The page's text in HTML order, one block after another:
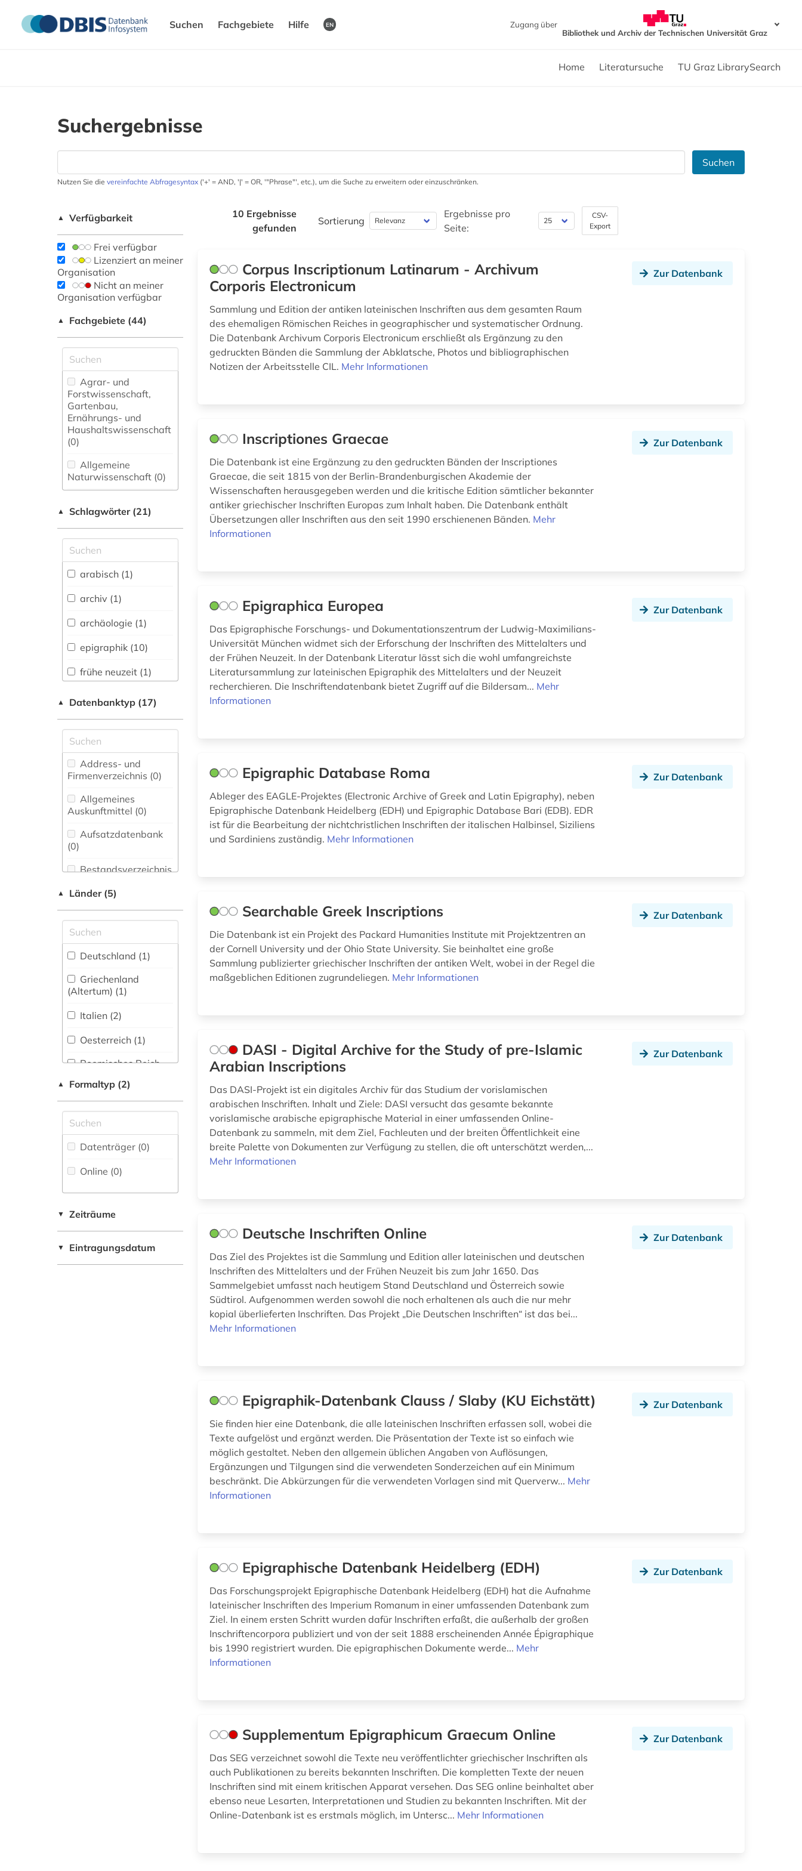
Suchen Fachgebiete Hilfe EN
Zugang über
Bibliothek und Archiv der Technischen Universität Graz
Home Literatursuche TU Graz LibrarySearch
Suchergebnisse
Suchen
Nutzen Sie die vereinfachte Abfragesyntax ('+' = AND, '|' = OR, '"Phrase"', etc.), um die Suche zu erweitern oder einzuschränken.
▲ Verfügbarkeit
Frei verfügbar
Lizenziert an meiner
Organisation
Nicht an meiner
Organisation verfügbar
▲ Fachgebiete (44)
Agrar- und
Forstwissenschaft,
Gartenbau,
Ernährungs- und
Haushaltswissenschaft
(0)
Allgemeine
Naturwissenschaft (0)
fachübergreifende
Allgemeine und
vergleichende Sprach-
und
Literaturwissenschaft.
Indogermanistik.
Außereuropäische
Sprachen und
Literaturen (1)
Anglistik.
Amerikanistik (0)
Vermessungswesen (0)
Biologie,
Biotechnologie (0)
Buch- und
Bibliothekswesen,
Informationswissenschaft
(1)
Pharmazie (0)
Elektrotechnik,
Elektronik,
Nachrichtentechnik (0)
Energietechnik (0)
Ethnologie (0)
Geographie (0)
Geowissenschaften
(0)
Germanistik.
Niederlandistik.
Geschichte der
Pädagogik und des
Bildungswesens (0)
Gesundheitswissenschaften
Informatik (0)
Philologie.
Kommunikationswissenschaften,
▲ Schlagwörter (21)
arabisch (1)
archiv (1)
archäologie (1)
epigraphik (10)
frühe neuzeit (1)
geschichte (1)
griechenland
<altertum> (1)
griechenland
altertum (1)
inschrift (7)
inschriften (2)
italien (1)
latein (4)
mittelalter (2)
naher osten (1)
neuzeit (1)
orientalistik (1)
quelle (8)
römerzeit (1)
römisches reich (3)
vorislamisch (1)
▲ Datenbanktyp (17)
Address- und
Firmenverzeichnis (0)
Allgemeines
Auskunftmittel (0)
Aufsatzdatenbank
(0)
Bestandsverzeichnis
Buchhandelsverzeichnis
Disziplinäre
Forschungsdatenrepositorien
(0
Disziplinäre
Repositorien (0)
(1)
National-,
Regionalbibliographie
(0
Portal (1)
Textueller-Materialien
Volltextdatenbank
▲ Länder (5)
Deutschland (1)
Griechenland
(Altertum) (1)
Italien (2)
Oesterreich (1)
Roemisches Reich
▲ Formaltyp (2)
Datenträger (0)
Online (0)
▼ Zeiträume
▼ Eintragungsdatum
10 Ergebnisse
gefunden
Sortierung
Ergebnisse pro
Seite:
CSV-
Export
Corpus Inscriptionum Latinarum - Archivum
Corporis Electronicum
Sammlung und Edition der antiken lateinischen Inschriften aus dem gesamten Raum
des ehemaligen Römischen Reiches in geographischer und systematischer Ordnung.
Die Datenbank Archivum Corporis Electronicum erschließt als Ergänzung zu den
gedruckten Bänden die Sammlung der Abklatsche, Photos und bibliographischen
Notizen der Arbeitsstelle CIL. Mehr Informationen
Zur Datenbank
Inscriptiones Graecae
Die Datenbank ist eine Ergänzung zu den gedruckten Bänden der Inscriptiones
Graecae, die seit 1815 von der Berlin-Brandenburgischen Akademie der
Wissenschaften herausgegeben werden und die kritische Edition sämtlicher bekannter
antiker griechischer Inschriften Europas zum Inhalt haben. Die Datenbank enthält
Übersetzungen aller Inschriften aus den seit 1990 erschienenen Bänden. Mehr
Informationen
Zur Datenbank
Epigraphica Europea
Das Epigraphische Forschungs- und Dokumentationszentrum der Ludwig-Maximilians-
Universität München widmet sich der Erforschung der Inschriften des Mittelalters und
der Frühen Neuzeit. In der Datenbank Literatur lässt sich die wohl umfangreichste
Literatursammlung zur lateinischen Epigraphik des Mittelalters und der Neuzeit
recherchieren. Die Inschriftendatenbank bietet Zugriff auf die Bildersam... Mehr
Informationen
Zur Datenbank
Epigraphic Database Roma
Ableger des EAGLE-Projektes (Electronic Archive of Greek and Latin Epigraphy), neben
Epigraphische Datenbank Heidelberg (EDH) und Epigraphic Database Bari (EDB). EDR
ist für die Bearbeitung der nichtchristlichen In­schriften der italischen Halbinsel, Siziliens
und Sardiniens zuständig. Mehr Informationen
Zur Datenbank
Searchable Greek Inscriptions
Die Datenbank ist ein Projekt des Packard Humanities Institute mit Projektzentren an
der Cornell University und der Ohio State University. Sie beinhaltet eine große
Sammlung publizierter griechischer Inschriften der antiken Welt, wobei in der Regel die
maßgeblichen Editionen zugrundeliegen. Mehr Informationen
Zur Datenbank
DASI - Digital Archive for the Study of pre-Islamic
Arabian Inscriptions
Das DASI-Projekt ist ein digitales Archiv für das Studium der vorislamischen
arabischen Inschriften. Inhalt und Ziele: DASI versucht das gesamte bekannte
vorislamische arabische epigraphische Material in einer umfassenden Online-
Datenbank zu sammeln, mit dem Ziel, Fachleuten und der breiten Öffentlichkeit eine
breite Palette von Dokumenten zur Verfügung zu stellen, die oft unterschätzt werden,...
Mehr Informationen
Zur Datenbank
Deutsche Inschriften Online
Das Ziel des Projektes ist die Sammlung und Edition aller lateinischen und deutschen
Inschriften des Mittelalters und der Frühen Neuzeit bis zum Jahr 1650. Das
Sammelgebiet umfasst nach heutigem Stand Deutschland und Österreich sowie
Südtirol. Aufgenommen werden sowohl die noch erhaltenen als auch die nur mehr
kopial überlieferten Inschriften. Das Projekt „Die Deutschen Inschriften“ ist das bei...
Mehr Informationen
Zur Datenbank
Epigraphik-Datenbank Clauss / Slaby (KU Eichstätt)
Sie finden hier eine Datenbank, die alle lateinischen Inschriften erfassen soll, wobei die
Texte aufgelöst und ergänzt werden. Die Präsentation der Texte ist so einfach wie
möglich gestaltet. Neben den allgemein üblichen Angaben von Auflösungen,
Ergänzungen und Tilgungen sind die verwendeten Sonderzeichen auf ein Minimum
beschränkt. Die Abkürzungen für die verwendeten Vorlagen sind mit Querverw... Mehr
Informationen
Zur Datenbank
Epigraphische Datenbank Heidelberg (EDH)
Das Forschungsprojekt Epigraphische Datenbank Heidelberg (EDH) hat die Aufnahme
lateinischer Inschriften des Imperium Romanum in einer umfassenden Datenbank zum
Ziel. In einem ersten Schritt wurden dafür Inschriften erfaßt, die außerhalb der großen
Inschriftencorpora publiziert und von der seit 1888 erscheinenden Année Épigraphique
bis 1990 registriert wurden. Die epigraphischen Dokumente werde... Mehr
Informationen
Zur Datenbank
Supplementum Epigraphicum Graecum Online
Das SEG verzeichnet sowohl die Texte neu veröffentlichter griechischer Inschriften als
auch Publikationen zu bereits bekannten Inschriften. Die kompletten Texte der neuen
Inschriften sind mit einem kritischen Apparat versehen. Das SEG online beinhaltet aber
ebenso neue Lesarten, Interpretationen und Studien zu bekannten Inschriften. Mit der
Online-Datenbank ist es erstmals möglich, im Untersc... Mehr Informationen
Zur Datenbank